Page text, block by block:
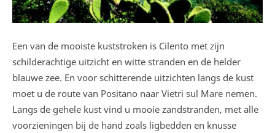
Een van de mooiste kuststroken is Cilento met zijn
schilderachtige uitzicht en witte stranden en de helder
blauwe zee. En voor schitterende uitzichten langs de kust
moet u de route van Positano naar Vietri sul Mare nemen.
Langs de gehele kust vind u mooie zandstranden, met alle
voorzieningen bij de hand zoals ligbedden en knusse